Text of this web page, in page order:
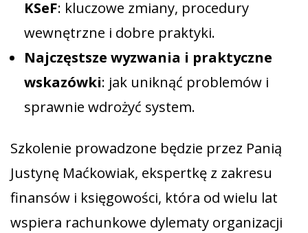
KSeF: kluczowe zmiany, procedury
wewnętrzne i dobre praktyki.
Najczęstsze wyzwania i praktyczne
wskazówki: jak uniknąć problemów i
sprawnie wdrożyć system.
Szkolenie prowadzone będzie przez Panią
Justynę Maćkowiak, ekspertkę z zakresu
finansów i księgowości, która od wielu lat
wspiera rachunkowe dylematy organizacji